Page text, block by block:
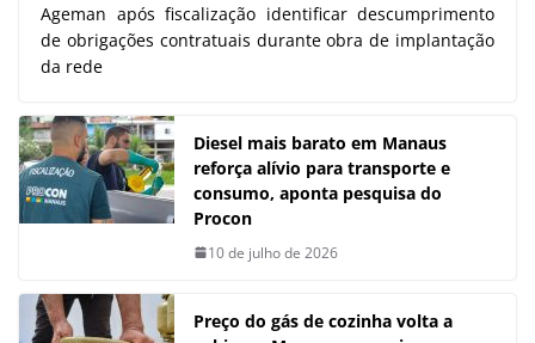
Ageman após fiscalização identificar descumprimento
de obrigações contratuais durante obra de implantação
da rede
Diesel mais barato em Manaus
reforça alívio para transporte e
consumo, aponta pesquisa do
Procon
10 de julho de 2026
Preço do gás de cozinha volta a